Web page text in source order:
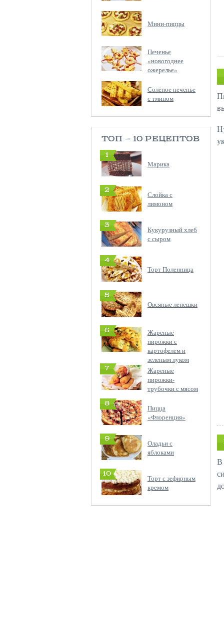
Мини-пиццы
Печенье
«новогоднее
ожерелье»
Солёное печенье
с тмином
ТОП — 10 РЕЦЕПТОВ
1
Марика
2
Слойка с
лимоном
3
Кукурузный хлеб
с сыром
4
Торт Поленница
5
Овсяные лепешки
6
Жареные
пирожки с
картофелем и
зеленым луком
7
Жареные
пирожки-
трубочки с мясом
8
Пицца
«Флоренция»
9
Оладьи с
яблоками
10
Торт с зефирным
кремом
В